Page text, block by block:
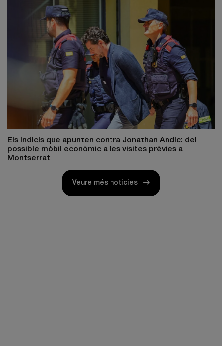
Els indicis que apunten contra Jonathan Andic: del
possible mòbil econòmic a les visites prèvies a
Montserrat
Veure més noticies